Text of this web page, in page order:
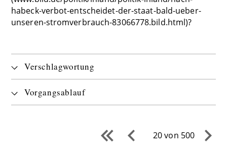
habeck-verbot-entscheidet-der-staat-bald-ueber-
unseren-stromverbrauch-83066778.bild.html)?
Verschlagwortung
Vorgangsablauf
20 von 500